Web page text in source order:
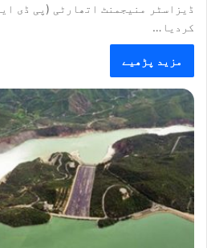
ڈیزاسٹر منیجمنٹ اتھارٹی (پی ڈی
کردیا…
مزید پڑھیے